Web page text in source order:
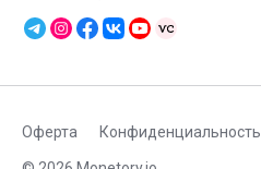
Оферта Конфиденциальность